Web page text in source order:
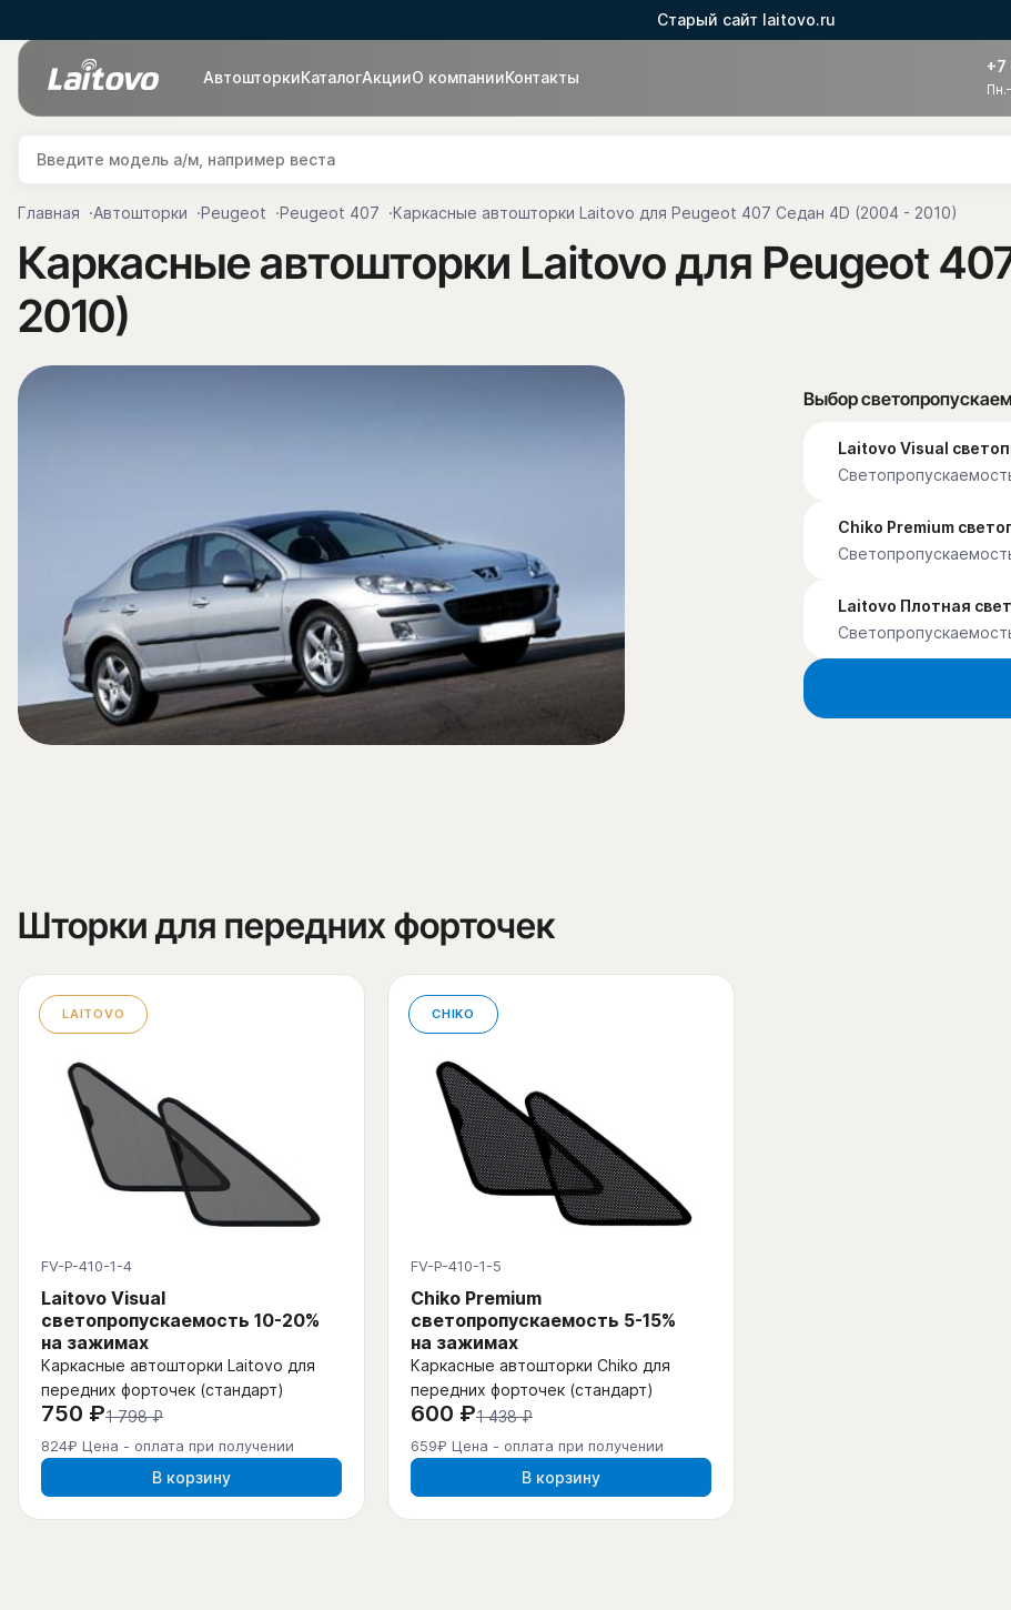
Старый сайт laitovo.ru
АвтошторкиКаталогАкцииО компанииКонтакты
Главная Автошторки Peugeot Peugeot 407 Каркасные автошторки Laitovo для Peugeot 407 Седан 4D (2004 - 2010)
Каркасные автошторки Laitovo для Peugeot
2010)
Выбор
Laitovo Visual
Chiko Premium
Laitovo Плотная
Шторки для передних форточек
LAITOVO
FV-P-410-1-4
Laitovo Visual
светопропускаемость 10-20%
на зажимах
Каркасные автошторки Laitovo для
передних форточек (стандарт)
750 ₽1 798 ₽
824₽ Цена - оплата при получении
В корзину
CHIKO
FV-P-410-1-5
Chiko Premium
светопропускаемость 5-15%
на зажимах
Каркасные автошторки Chiko для
передних форточек (стандарт)
600 ₽1 438 ₽
659₽ Цена - оплата при получении
В корзину